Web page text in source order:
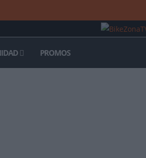
PROMOS